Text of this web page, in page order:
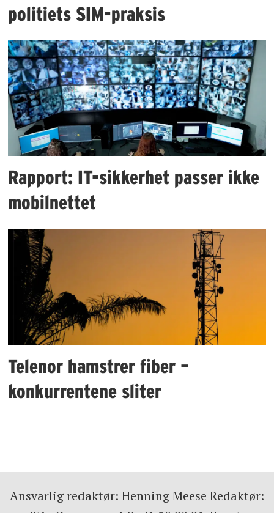
politiets SIM-praksis
Rapport: IT-sikkerhet passer ikke
mobilnettet
Telenor hamstrer fiber –
konkurrentene sliter
Ansvarlig redaktør: Henning Meese Redaktør: